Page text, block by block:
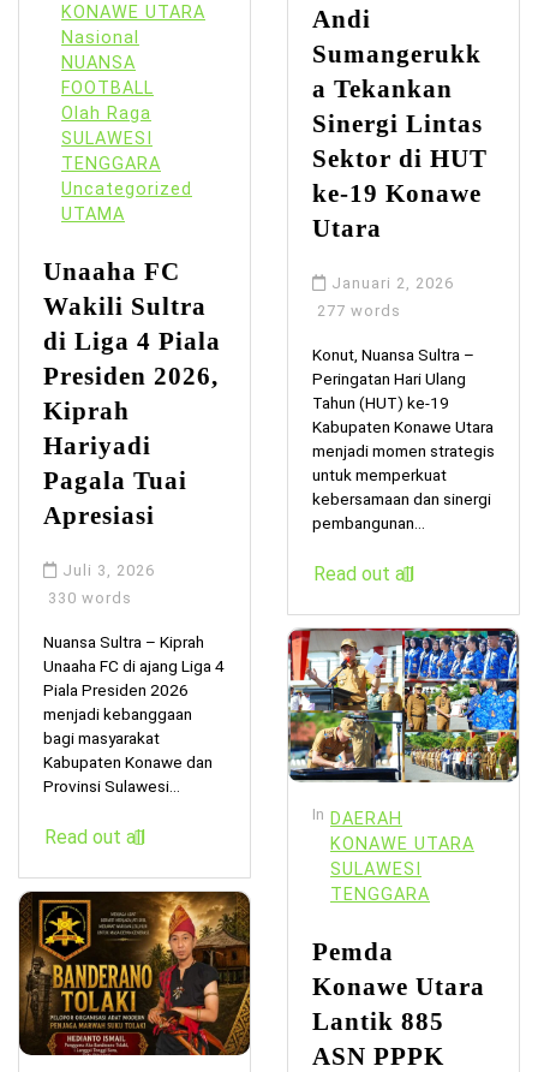
KONAWE UTARA
Nasional
NUANSA
FOOTBALL
Olah Raga
SULAWESI
TENGGARA
Uncategorized
UTAMA
Unaaha FC
Wakili Sultra
di Liga 4 Piala
Presiden 2026,
Kiprah
Hariyadi
Pagala Tuai
Apresiasi
Juli 3, 2026
330 words
Nuansa Sultra – Kiprah
Unaaha FC di ajang Liga 4
Piala Presiden 2026
menjadi kebanggaan
bagi masyarakat
Kabupaten Konawe dan
Provinsi Sulawesi...
Read out all
Andi
Sumangerukk
a Tekankan
Sinergi Lintas
Sektor di HUT
ke-19 Konawe
Utara
Januari 2, 2026
277 words
Konut, Nuansa Sultra –
Peringatan Hari Ulang
Tahun (HUT) ke-19
Kabupaten Konawe Utara
menjadi momen strategis
untuk memperkuat
kebersamaan dan sinergi
pembangunan...
Read out all
In DAERAH
KONAWE UTARA
SULAWESI
TENGGARA
Pemda
Konawe Utara
Lantik 885
ASN PPPK